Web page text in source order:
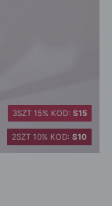
2SZT 10% KOD: S10
3SZT 15% KOD: S15